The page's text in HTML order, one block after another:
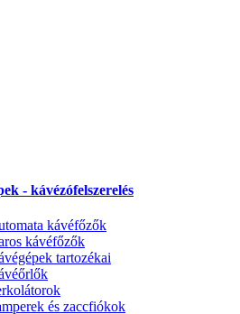
- kávézófelszerelés
kávéfőzők
kávéfőzők
tartozékai
és zaccfiókok